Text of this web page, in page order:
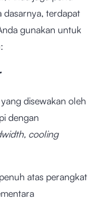
dasarnya, terdapat
gunakan untuk
yang disewakan oleh
dengan
cooling
atas perangkat